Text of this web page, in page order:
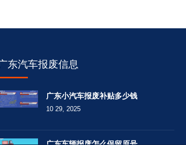
东汽车报废信息
广东小汽车报废补贴多少钱
10 29, 2025